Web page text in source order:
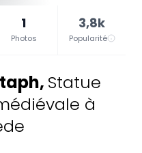
1
Photos
3,8k
Popularité
, Statue
à